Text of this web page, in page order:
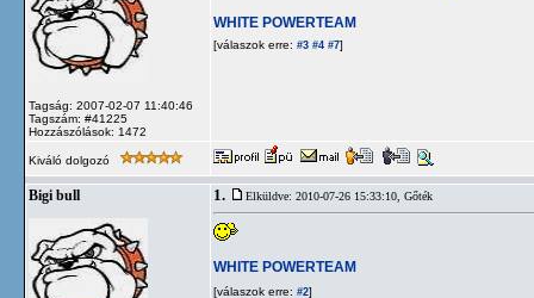
Tagság: 2007-02-07 11:40:46
Tagszám: #41225
Hozzászólások: 1472
WHITE POWERTEAM
[válaszok erre: #3 #4 #7]
Kiváló dolgozó
Bigi bull 1. Elküldve: 2010-07-26 15:33:10, Gőték
WHITE POWERTEAM
[válaszok erre: #2]